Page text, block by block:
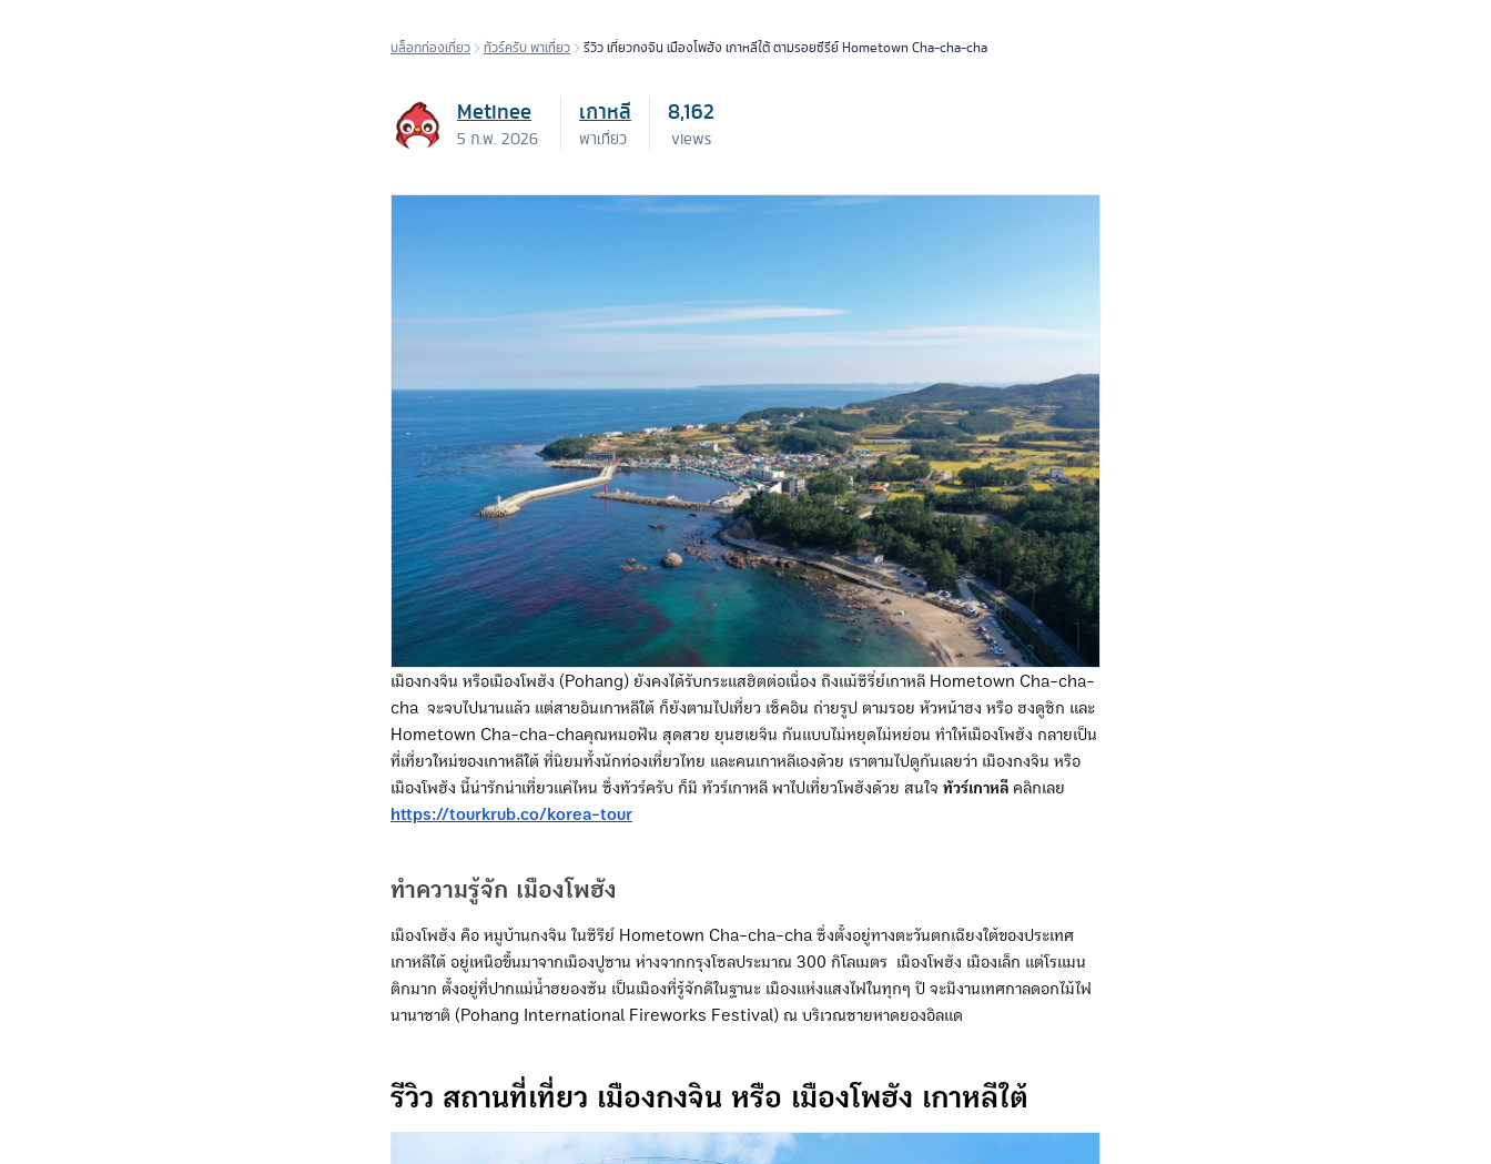
บล็อกท่องเที่ยว ทัวร์ครับ พาเที่ยว รีวิว เที่ยวกงจิน เมืองโพฮัง เกาหลีใต้ ตามรอยซีรีย์ Hometown Cha-cha-cha
Metinee
5 ก.พ. 2026
เกาหลี
พาเที่ยว
8,162
views
เมืองกงจิน หรือเมืองโพฮัง (Pohang) ยังคงได้รับกระแสฮิตต่อเนื่อง ถึงแม้ซีรี่ย์เกาหลี Hometown Cha-cha-
cha จะจบไปนานแล้ว แต่สายอินเกาหลีใต้ ก็ยังตามไปเที่ยว เช็คอิน ถ่ายรูป ตามรอย หัวหน้าฮง หรือ ฮงดูชิก และ
Hometown Cha-cha-chaคุณหมอฟัน สุดสวย ยุนฮเยจิน กันแบบไม่หยุดไม่หย่อน ทำให้เมืองโพฮัง กลายเป็น
ที่เที่ยวใหม่ของเกาหลีใต้ ที่นิยมทั้งนักท่องเที่ยวไทย และคนเกาหลีเองด้วย เราตามไปดูกันเลยว่า เมืองกงจิน หรือ
เมืองโพฮัง นี้น่ารักน่าเที่ยวแค่ไหน ซึ่งทัวร์ครับ ก็มี ทัวร์เกาหลี พาไปเที่ยวโพฮังด้วย สนใจ ทัวร์เกาหลี คลิกเลย
https://tourkrub.co/korea-tour
ทำความรู้จัก เมืองโพฮัง
เมืองโพฮัง คือ หมูบ้านกงจิน ในซีรีย์ Hometown Cha-cha-cha ซึ่งตั้งอยู่ทางตะวันตกเฉียงใต้ของประเทศ
เกาหลีใต้ อยู่เหนือขึ้นมาจากเมืองปูซาน ห่างจากกรุงโซลประมาณ 300 กิโลเมตร เมืองโพฮัง เมืองเล็ก แต่โรแมน
ติกมาก ตั้งอยู่ที่ปากแม่น้ำฮยองซัน เป็นเมืองที่รู้จักดีในฐานะ เมืองแห่งแสงไฟในทุกๆ ปี จะมีงานเทศกาลดอกไม้ไฟ
นานาชาติ (Pohang International Fireworks Festival) ณ บริเวณชายหาดยองอิลแด
รีวิว สถานที่เที่ยว เมืองกงจิน หรือ เมืองโพฮัง เกาหลีใต้